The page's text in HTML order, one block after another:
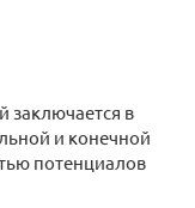
заключается в
и конечной
потенциалов